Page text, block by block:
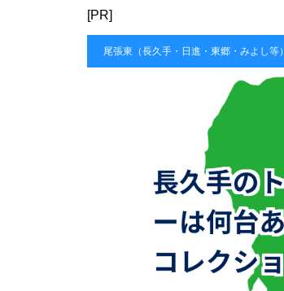
[PR]
尾張東（長久手・日進・東郷・みよし等）